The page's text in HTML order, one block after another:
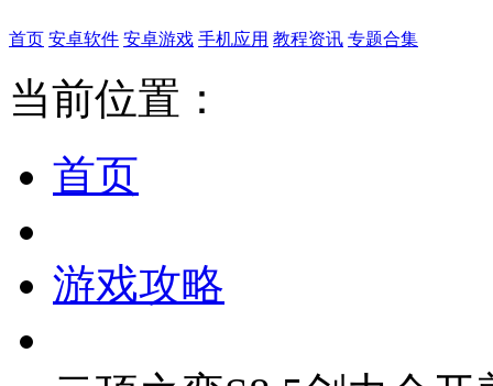
首页 安卓软件 安卓游戏 手机应用 教程资讯 专题合集
当前位置：
首页
游戏攻略